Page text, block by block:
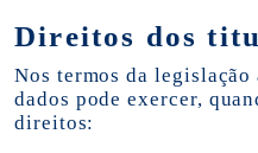
Direitos dos
Nos termos da
dados pode exercer,
direitos: